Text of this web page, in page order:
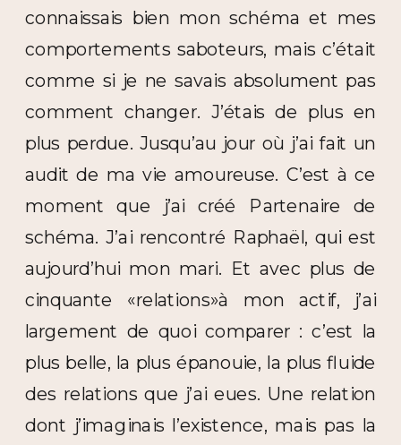
connaissais bien mon schéma et mes
comportements saboteurs, mais c’était
comme si je ne savais absolument pas
comment changer. J’étais de plus en
plus perdue. Jusqu’au jour où j’ai fait un
audit de ma vie amoureuse. C’est à ce
moment que j’ai créé Partenaire de
schéma. J’ai rencontré Raphaël, qui est
aujourd’hui mon mari. Et avec plus de
cinquante «relations»à mon actif, j’ai
largement de quoi comparer : c’est la
plus belle, la plus épanouie, la plus fluide
des relations que j’ai eues. Une relation
dont j’imaginais l’existence, mais pas la